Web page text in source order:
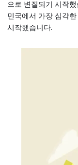
으로 변질되기 시작
민국에서 가장 심각한
시작했습니다.